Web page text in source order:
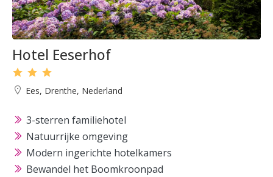
Hotel Eeserhof
Ees, Drenthe, Nederland
3-sterren familiehotel
Natuurrijke omgeving
Modern ingerichte hotelkamers
Bewandel het Boomkroonpad